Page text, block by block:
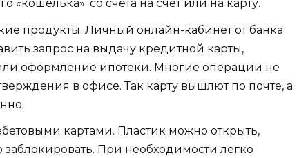
«кошелька»: со счета на счет или на карту.
продукты. Личный онлайн-кабинет от банка
запрос на выдачу кредитной карты,
оформление ипотеки. Многие операции не
в офисе. Так карту вышлют по почте, а
картами. Пластик можно открыть,
При необходимости легко